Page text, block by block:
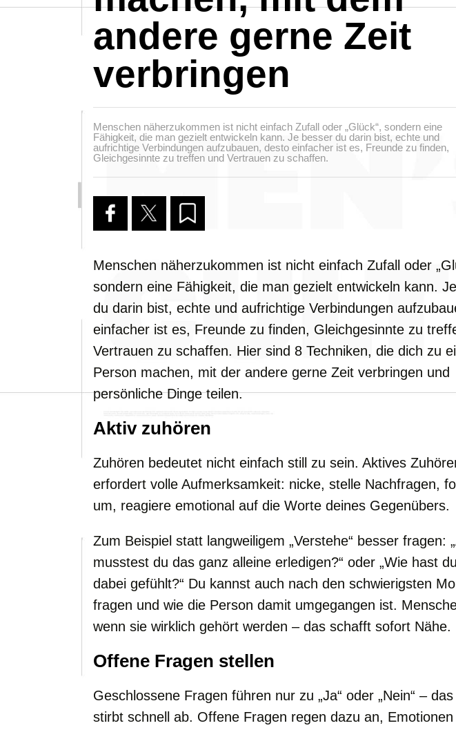
andere gerne Zeit
verbringen
Menschen näherzukommen ist nicht einfach Zufall oder „Glück“, sondern eine
Fähigkeit, die man gezielt entwickeln kann. Je besser du darin bist, echte und
aufrichtige Verbindungen aufzubauen, desto einfacher ist es, Freunde zu finden,
Gleichgesinnte zu treffen und Vertrauen zu schaffen.
Menschen näherzukommen ist nicht einfach Zufall oder
sondern eine Fähigkeit, die man gezielt entwickeln kann.
du darin bist, echte und aufrichtige Verbindungen
einfacher ist es, Freunde zu finden, Gleichgesinnte zu
Vertrauen zu schaffen. Hier sind 8 Techniken, die dich zu
Person machen, mit der andere gerne Zeit verbringen und
persönliche Dinge teilen.
Aktiv zuhören
Zuhören bedeutet nicht einfach still zu sein. Aktives
erfordert volle Aufmerksamkeit: nicke, stelle Nachfragen,
um, reagiere emotional auf die Worte deines Gegenübers.
Zum Beispiel statt langweiligem „Verstehe“ besser fragen:
musstest du das ganz alleine erledigen?“ oder „Wie hast
dabei gefühlt?“ Du kannst auch nach den schwierigsten
fragen und wie die Person damit umgegangen ist.
wenn sie wirklich gehört werden – das schafft sofort Nähe.
Offene Fragen stellen
Geschlossene Fragen führen nur zu „Ja“ oder „Nein“ –
stirbt schnell ab. Offene Fragen regen dazu an, Emotionen